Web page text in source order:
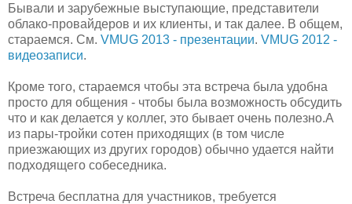
Бывали и зарубежные выступающие, представители
облако-провайдеров и их клиенты, и так далее. В общем,
стараемся. См. VMUG 2013 - презентации. VMUG 2012 -
видеозаписи.
Кроме того, стараемся чтобы эта встреча была удобна
просто для общения - чтобы была возможность обсудить
что и как делается у коллег, это бывает очень полезно.А
из пары-тройки сотен приходящих (в том числе
приезжающих из других городов) обычно удается найти
подходящего собеседника.
Встреча бесплатна для участников, требуется